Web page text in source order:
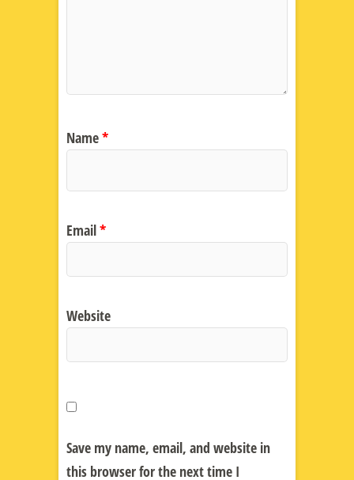
Name*
Email*
Website
Save my name, email, and website in
this browser for the next time I